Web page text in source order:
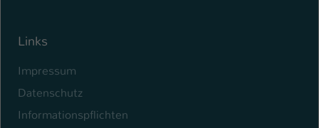
Links
Impressum
Datenschutz
Informationspflichten